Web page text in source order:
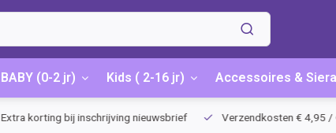
BABY (0-2 jr) Kids ( 2-16 jr) Accessoires &
Extra korting bij inschrijving nieuwsbrief Verzendkosten € 4,95 /